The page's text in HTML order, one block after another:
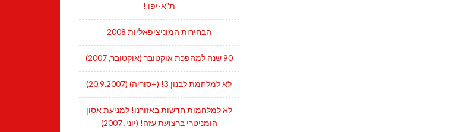
ת"א-יפו !
הבחירות המוניציפאליות 2008
90 שנה למהפכת אוקטובר (אוקטובר, 2007)
לא למלחמת לבנון 3! (+סוריה) (20.9.2007)
לא למלחמות חדשות באזורנו! למניעת אסון
הומניטרי ברצועת עזה! (יוני, 2007)